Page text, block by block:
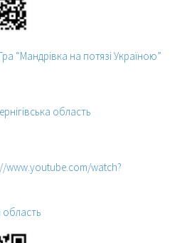
“Мандрівка на потязі Україною”
область
www.youtube.com/watch?
область